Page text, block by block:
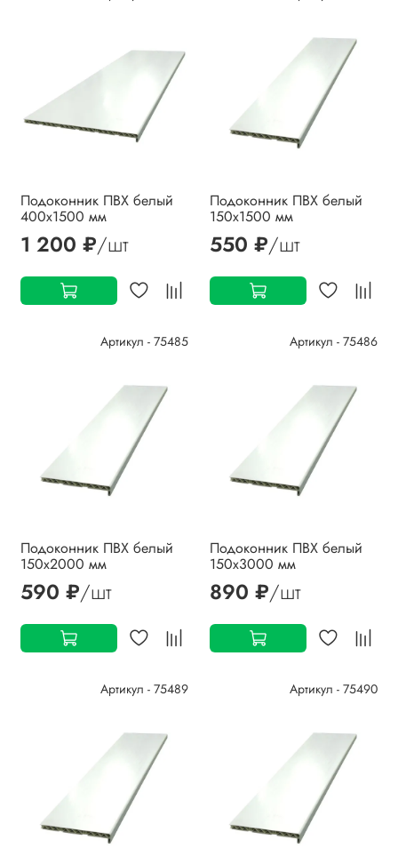
Подоконник ПВХ белый
400х1500 мм
1 200 ₽/шт
Подоконник ПВХ белый
150х1500 мм
550 ₽/шт
Артикул - 75485
Подоконник ПВХ белый
150х2000 мм
590 ₽/шт
Артикул - 75486
Подоконник ПВХ белый
150х3000 мм
890 ₽/шт
Артикул - 75489 Артикул - 75490